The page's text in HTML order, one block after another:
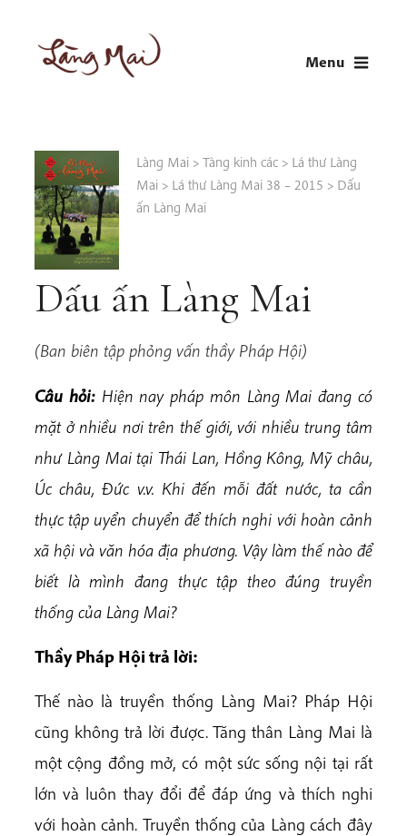
content
Menu
Làng Mai> Tàng kinh các> Lá thư Làng
Mai> Lá thư Làng Mai 38 – 2015 > Dấu
ấn Làng Mai
Dấu ấn Làng Mai
(Ban biên tập phỏng vấn thầy Pháp Hội)
Câu hỏi: Hiện nay pháp môn Làng Mai đang có
mặt ở nhiều nơi trên thế giới, với nhiều trung tâm
như Làng Mai tại Thái Lan, Hồng Kông, Mỹ châu,
Úc châu, Đức v.v. Khi đến mỗi đất nước, ta cần
thực tập uyển chuyển để thích nghi với hoàn cảnh
xã hội và văn hóa địa phương. Vậy làm thế nào để
biết là mình đang thực tập theo đúng truyền
thống của Làng Mai?
Thầy Pháp Hội trả lời:
Thế nào là truyền thống Làng Mai? Pháp Hội
cũng không trả lời được. Tăng thân Làng Mai là
một cộng đồng mở, có một sức sống nội tại rất
lớn và luôn thay đổi để đáp ứng và thích nghi
với hoàn cảnh. Truyền thống của Làng cách đây